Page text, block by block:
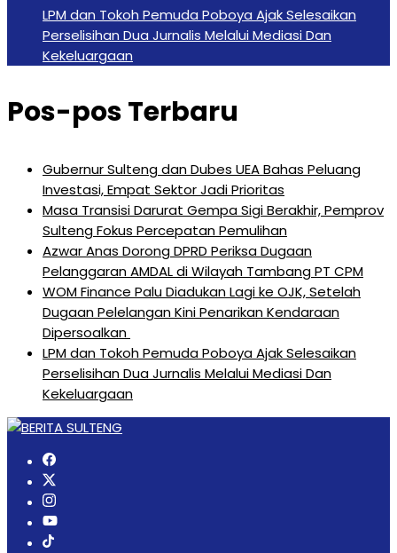
LPM dan Tokoh Pemuda Poboya Ajak Selesaikan
Perselisihan Dua Jurnalis Melalui Mediasi Dan
Kekeluargaan
Pos-pos Terbaru
Gubernur Sulteng dan Dubes UEA Bahas Peluang
Investasi, Empat Sektor Jadi Prioritas
Masa Transisi Darurat Gempa Sigi Berakhir, Pemprov
Sulteng Fokus Percepatan Pemulihan
Azwar Anas Dorong DPRD Periksa Dugaan
Pelanggaran AMDAL di Wilayah Tambang PT CPM
‎WOM Finance Palu Diadukan Lagi ke OJK, Setelah
Dugaan Pelelangan Kini Penarikan Kendaraan
Dipersoalkan ‎
LPM dan Tokoh Pemuda Poboya Ajak Selesaikan
Perselisihan Dua Jurnalis Melalui Mediasi Dan
Kekeluargaan